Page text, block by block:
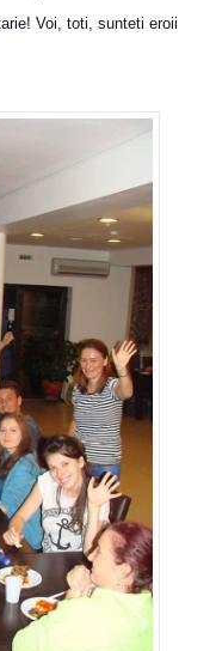
Voi, toti, sunteti eroii